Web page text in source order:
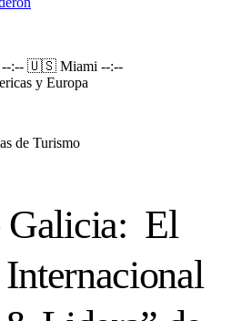
--:-- 🇺🇸 Miami --:--
y Europa
de Turismo
Galicia: El